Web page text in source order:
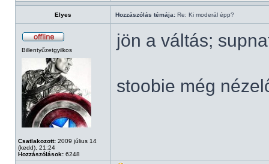
Elyes Hozzászólás témája: Re: Ki moderál épp?
Billentyűzetgyilkos
Csatlakozott: 2009 július 14
(kedd), 21:24
Hozzászólások: 6248
jön a váltás;
stoobie még